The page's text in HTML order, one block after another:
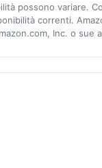
possono variare.
correnti.
Inc. o sue